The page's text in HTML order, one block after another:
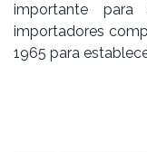
importante
importadores
1965 para